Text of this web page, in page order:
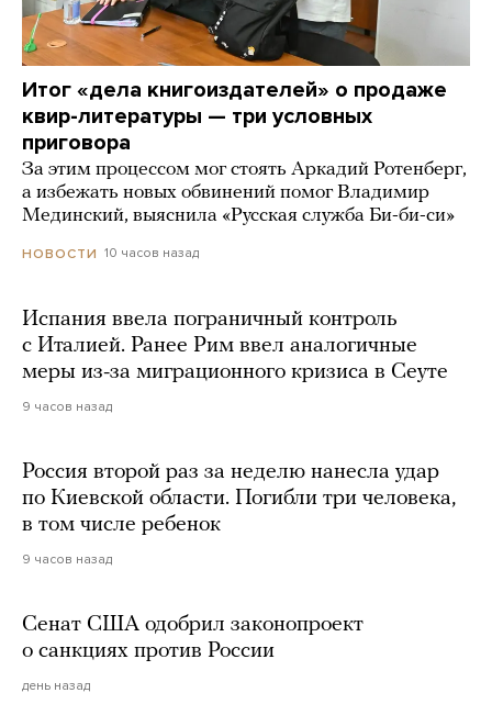
Итог «дела книгоиздателей» о продаже
квир-литературы — три условных
приговора
За этим процессом мог стоять Аркадий Ротенберг,
а избежать новых обвинений помог Владимир
Мединский, выяснила «Русская служба Би-би-си»
НОВОСТИ 10 часов назад
Испания ввела пограничный контроль
с Италией. Ранее Рим ввел аналогичные
меры из-за миграционного кризиса в Сеуте
9 часов назад
Россия второй раз за неделю нанесла удар
по Киевской области. Погибли три человека,
в том числе ребенок
9 часов назад
Сенат США одобрил законопроект
о санкциях против России
день назад